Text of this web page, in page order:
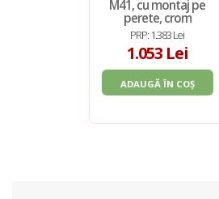
M41, cu montaj pe
perete, crom
PRP: 1.383 Lei
1.053 Lei
ADAUGĂ ÎN COȘ